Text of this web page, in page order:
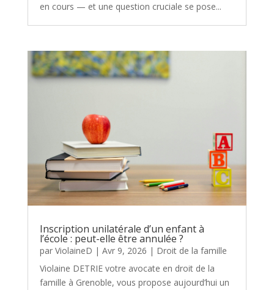
en cours — et une question cruciale se pose...
Inscription unilatérale d’un enfant à
l’école : peut-elle être annulée ?
par ViolaineD | Avr 9, 2026 | Droit de la famille
Violaine DETRIE votre avocate en droit de la
famille à Grenoble, vous propose aujourd’hui un